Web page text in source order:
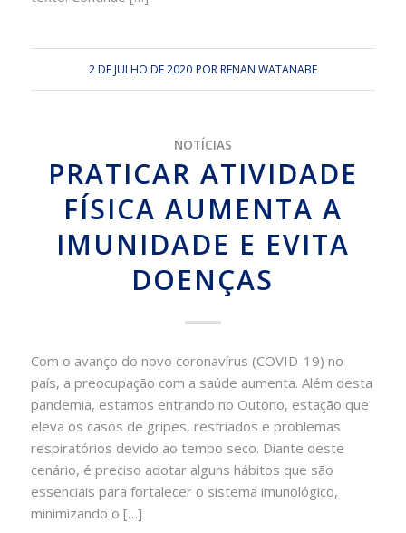
2 DE JULHO DE 2020 PORRENAN WATANABE
NOTÍCIAS
PRATICAR ATIVIDADE
FÍSICA AUMENTA A
IMUNIDADE E EVITA
DOENÇAS
Com o avanço do novo coronavírus (COVID-19) no
país, a preocupação com a saúde aumenta. Além desta
pandemia, estamos entrando no Outono, estação que
eleva os casos de gripes, resfriados e problemas
respiratórios devido ao tempo seco. Diante deste
cenário, é preciso adotar alguns hábitos que são
essenciais para fortalecer o sistema imunológico,
minimizando o […]